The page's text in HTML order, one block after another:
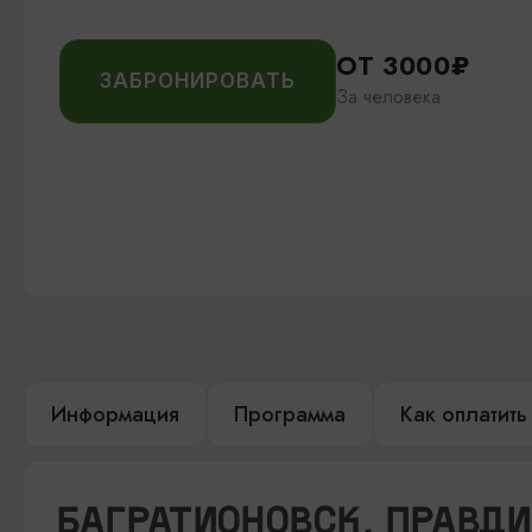
ЗАБРОНИРОВАТЬ ОТ 3000₽
За человека
Информация Программа Как оплатить